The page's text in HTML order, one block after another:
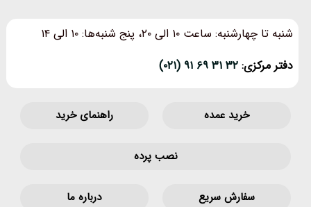
شنبه تا چهارشنبه: ساعت ۱۰ الی ۲۰، پنج شنبه‌ها: ۱۰ الی ۱۴
دفتر مرکزی: ۳۲ ۳۱ ۶۹ ۹۱ (۰۲۱)
خرید عمده راهنمای خرید
نصب پرده
سفارش سریع درباره ما